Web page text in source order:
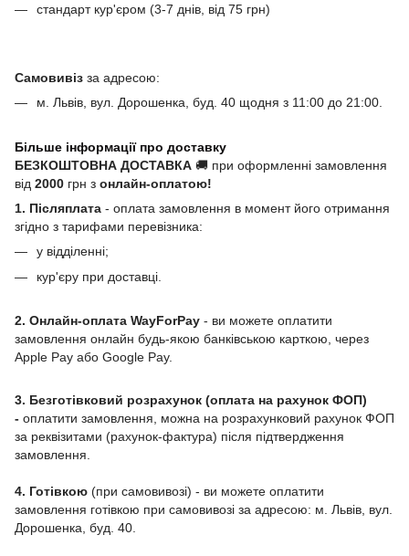
стандарт кур'єром (3-7 днів, від 75 грн)
Самовивіз за адресою:
м. Львів, вул. Дорошенка, буд. 40 щодня з 11:00 до 21:00.
Більше інформації про доставку
БЕЗКОШТОВНА ДОСТАВКА 🚚 при оформленні замовлення
від 2000 грн з онлайн-оплатою!
1. Післяплата - оплата замовлення в момент його отримання
згідно з тарифами перевізника:
у відділенні;
кур'єру при доставці.
2. Онлайн-оплата WayForPay - ви можете оплатити
замовлення онлайн будь-якою банківською карткою, через
Apple Pay або Google Pay.
3. Безготівковий розрахунок (оплата на рахунок ФОП)
- оплатити замовлення, можна на розрахунковий рахунок ФОП
за реквізитами (рахунок-фактура) після підтвердження
замовлення.
4. Готівкою (при самовивозі) - ви можете оплатити
замовлення готівкою при самовивозі за адресою: м. Львів, вул.
Дорошенка, буд. 40.